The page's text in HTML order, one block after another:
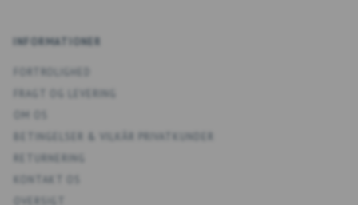
INFORMATIONER
OM OS
KONTAKT OS